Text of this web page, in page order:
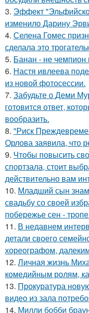
3. Эффект
изменило Дарину
4. Селена Гомес
сделала это
5. Банан - не чемпион
6. Настя ивлеева
из новой фотосессии.
7. Забудьте о Деми
готовится ответ,
вообразить.
8. "Риск
Орлова заявила, что
9. Чтобы повысить
спортзала, стоит
действительно вам
10. Младший сын
свадьбу со своей
побережье сен -
11. В недавнем
детали своего
хореографом,
12. Личная жизнь
комедийным ролям,
13. Прокуратура
видео из зала
14. Милли бобби